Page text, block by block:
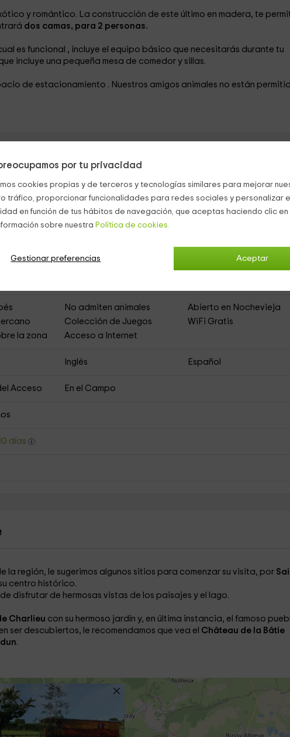
por tu privacidad
cookies propias y de terceros y tecnologías similares para mejorar
tráfico, proporcionar funcionalidades para redes sociales y personalizar
en función de tus hábitos de navegación, que aceptas haciendo clic
sobre nuestra Política de cookies.
Aceptar
Gestionar preferencias
y romántico. La construcción de este último en madera, te
dos camas, para 2 personas.
es funcional , incluye el equipo básico que necesitarás durante tu
incluye una pequeña mesa de comedor y sillas.
de estacionamiento . Nuestros amigos animales no están
Ferme(Casa Rural de Alquiler Íntegro)
Muebles de Jardín
Zona de Aparcamiento
Comedor
No admiten animales
Abierto en Nochevieja
Colección de Juegos
WiFi Gratis
la zona
Acceso a Internet
Inglés Español
Acceso En el Campo
días
la región, le sugerimos algunos sitios para comenzar su visita, por
centro histórico.
disfrutar de hermosas vistas de los paisajes y el lago.
Charlieu con su hermoso jardín y, en última instancia, el famoso
ser descubiertos, le recomendamos que vea el Château de la Bâtie
.